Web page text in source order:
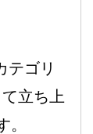
テゴリ
立ち上